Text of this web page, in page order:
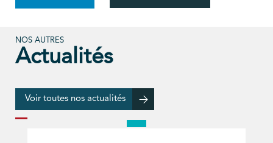
NOS AUTRES
Actualités
Voir toutes nos actualités